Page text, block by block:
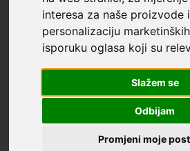
interesa za naše proizvode
personalizaciju
isporuku oglasa koji su
Slažem se
Odbijam
Promjeni moje